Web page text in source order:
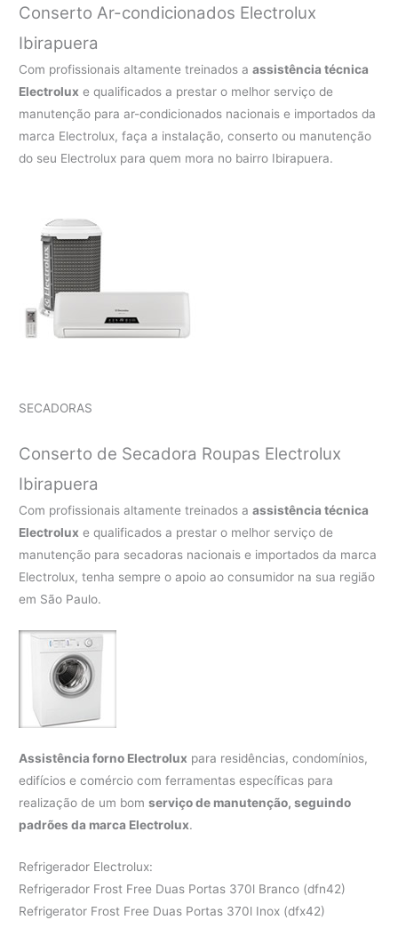
Conserto Ar-condicionados Electrolux
Ibirapuera
Com profissionais altamente treinados aassistência técnica
Electrolux e qualificados a prestar o melhor serviço de
manutenção para ar-condicionados nacionais e importados da
marca Electrolux, faça a instalação, conserto ou manutenção
do seu Electrolux para quem mora no bairro Ibirapuera.
SECADORAS
Conserto de Secadora Roupas Electrolux
Ibirapuera
Com profissionais altamente treinados aassistência técnica
Electrolux e qualificados a prestar o melhor serviço de
manutenção para secadoras nacionais e importados da marca
Electrolux, tenha sempre o apoio ao consumidor na sua região
em São Paulo.
Assistência forno Electrolux para residências, condomínios,
edifícios e comércio com ferramentas específicas para
realização de um bomserviço de manutenção, seguindo
padrões da marca Electrolux.
Refrigerador Electrolux:
Refrigerador Frost Free Duas Portas 370l Branco (dfn42)
Refrigerator Frost Free Duas Portas 370l Inox (dfx42)